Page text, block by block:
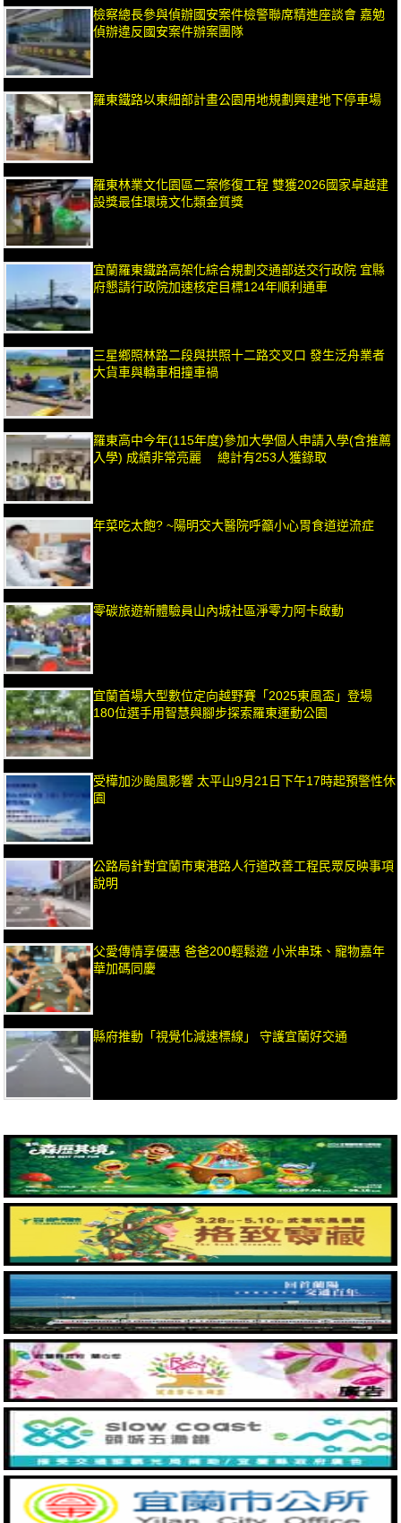
檢察總長參與偵辦國安案件檢警聯席精進座談會 嘉勉
偵辦違反國安案件辦案團隊
羅東鐵路以東細部計畫公園用地規劃興建地下停車場
羅東林業文化園區二案修復工程 雙獲2026國家卓越建
設獎最佳環境文化類金質獎
宜蘭羅東鐵路高架化綜合規劃交通部送交行政院 宜縣
府懇請行政院加速核定目標124年順利通車
三星鄉照林路二段與拱照十二路交叉口 發生泛舟業者
大貨車與轎車相撞車禍
羅東高中今年(115年度)參加大學個人申請入學(含推薦
入學) 成績非常亮麗 總計有253人獲錄取
年菜吃太飽? ~陽明交大醫院呼籲小心胃食道逆流症
零碳旅遊新體驗員山內城社區淨零力阿卡啟動
宜蘭首場大型數位定向越野賽「2025東風盃」登場
180位選手用智慧與腳步探索羅東運動公園
受樺加沙颱風影響 太平山9月21日下午17時起預警性休
園
公路局針對宜蘭市東港路人行道改善工程民眾反映事項
說明
父愛傳情享優惠 爸爸200輕鬆遊 小米串珠、寵物嘉年
華加碼同慶
縣府推動「視覺化減速標線」 守護宜蘭好交通